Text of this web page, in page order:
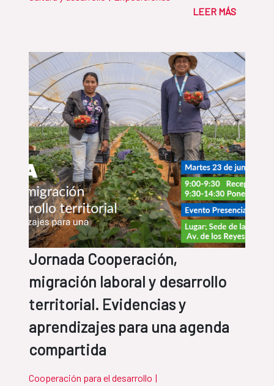
LEER MÁS
Jornada Cooperación,
migración laboral y desarrollo
territorial. Evidencias y
aprendizajes para una agenda
compartida
Cooperación para el desarrollo |